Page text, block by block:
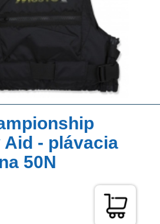
- plávacia
50N